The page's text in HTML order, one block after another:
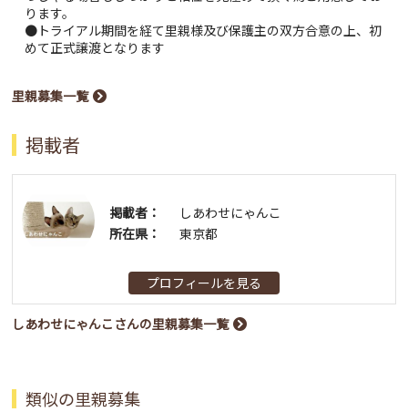
ります。
●トライアル期間を経て里親様及び保護主の双方合意の上、初
めて正式譲渡となります
里親募集一覧
掲載者
掲載者：
しあわせにゃんこ
所在県：
東京都
プロフィールを見る
しあわせにゃんこさんの里親募集一覧
類似の里親募集